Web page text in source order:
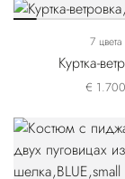
7 цвета
Куртка-
€ 1.700